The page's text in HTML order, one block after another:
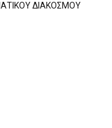
ΔΙΑΚΟΣΜΟΥ